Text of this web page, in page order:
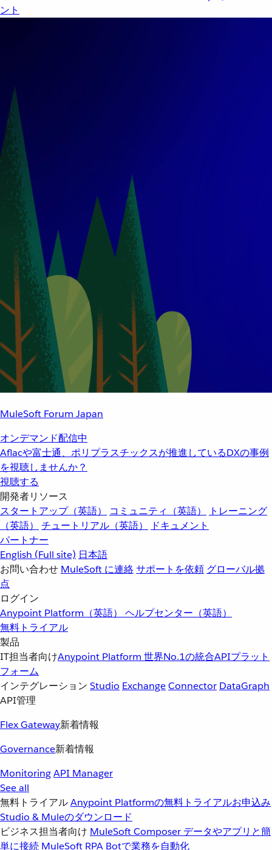
ント
MuleSoft Forum Japan
オンデマンド配信中
Aflacや富士通、ポリプラスチックスが推進しているDXの事例
を視聴しませんか？
視聴する
開発者リソース
スタートアップ（英語）
コミュニティ（英語）
トレーニング
（英語）
チュートリアル（英語）
ドキュメント
パートナー
English (Full site) 日本語
お問い合わせ MuleSoft に連絡サポートを依頼 グローバル拠
点
ログイン
Anypoint Platform（英語） ヘルプセンター（英語）
無料トライアル
製品
IT担当者向けAnypoint Platform 世界No.1の統合APIプラット
フォーム
インテグレーション Studio ExchangeConnector DataGraph
API管理
Flex Gateway新着情報
Governance新着情報
MonitoringAPI Manager
See all
無料トライアルAnypoint Platformの無料トライアルお申込み
Studio & Muleのダウンロード
ビジネス担当者向け MuleSoft Composer データやアプリと簡
単に接続 MuleSoft RPA Botで業務を自動化